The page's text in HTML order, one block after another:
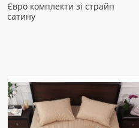
Євро комплекти зі страйп
сатину